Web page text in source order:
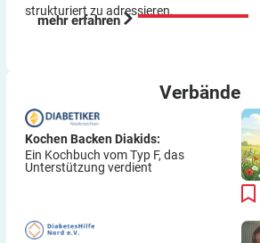
strukturiert zu adressieren.
mehr erfahren
Verbände
Kochen Backen Diakids:
Ein Kochbuch vom Typ F, das
Unterstützung verdient